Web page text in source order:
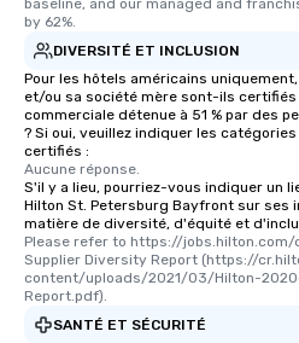
baseline, and our managed and
by 62%.
DIVERSITÉ ET INCLUSION
Pour les hôtels américains
et/ou sa société mère sont-ils
commerciale détenue à 51 % par des
? Si oui, veuillez indiquer les
certifiés :
Aucune réponse.
S'il y a lieu, pourriez-vous indiquer un
Hilton St. Petersburg Bayfront sur ses
matière de diversité, d'équité et
Please refer to https://jobs.hilton.com/
Supplier Diversity Report (https://
content/uploads/2021/03/Hilton-
Report.pdf).
SANTÉ ET SÉCURITÉ